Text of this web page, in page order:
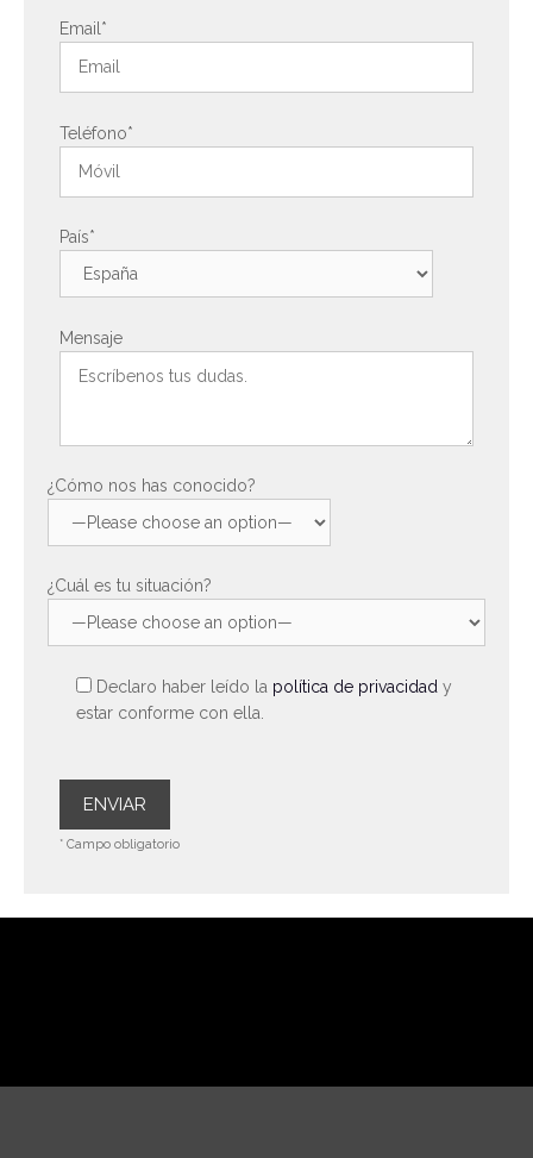
Email*
Teléfono*
País*
Mensaje
¿Cómo nos has conocido?
¿Cuál es tu situación?
Declaro haber leído la política de privacidad y
estar conforme con ella.
* Campo obligatorio